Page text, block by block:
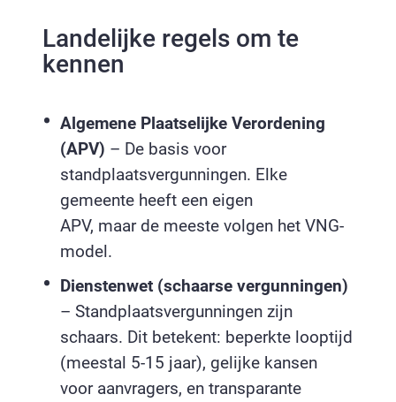
Landelijke regels om te
kennen
Algemene Plaatselijke Verordening
(APV) – De basis voor
standplaatsvergunningen. Elke
gemeente heeft een eigen
APV, maar de meeste volgen het VNG-
model.
Dienstenwet (schaarse vergunningen)
– Standplaatsvergunningen zijn
schaars. Dit betekent: beperkte looptijd
(meestal 5-15 jaar), gelijke kansen
voor aanvragers, en transparante